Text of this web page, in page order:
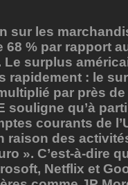
sur les
68 % par rapport
Le surplus
rapidement : le
par près
souligne qu’à
courants de
raison des
». C’est-à-dire
Netflix et